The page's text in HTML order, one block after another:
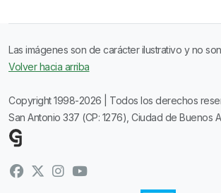
Las imágenes son de carácter ilustrativo y no
Volver hacia arriba
Copyright 1998-2026 | Todos los derechos
San Antonio 337 (CP: 1276), Ciudad de Buenos